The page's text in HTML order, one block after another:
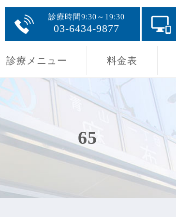
診療時間9:30～19:30
03-6434-9877
診療メニュー 料金表
65